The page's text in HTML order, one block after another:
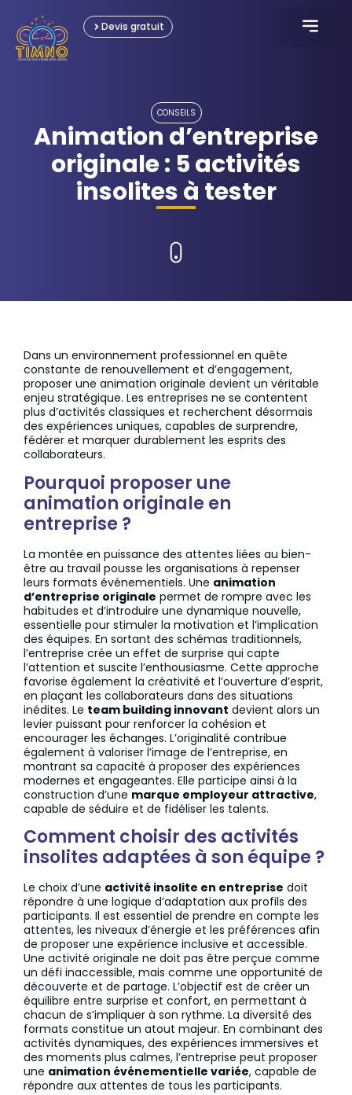
Devis gratuit
CONSEILS
Animation d’entreprise
originale : 5 activités
insolites à tester
Dans un environnement professionnel en quête
constante de renouvellement et d’engagement,
proposer une animation originale devient un véritable
enjeu stratégique. Les entreprises ne se contentent
plus d’activités classiques et recherchent désormais
des expériences uniques, capables de surprendre,
fédérer et marquer durablement les esprits des
collaborateurs.
Pourquoi proposer une
animation originale en
entreprise ?
La montée en puissance des attentes liées au bien-
être au travail pousse les organisations à repenser
leurs formats événementiels. Une animation
d’entreprise originale permet de rompre avec les
habitudes et d’introduire une dynamique nouvelle,
essentielle pour stimuler la motivation et l’implication
des équipes. En sortant des schémas traditionnels,
l’entreprise crée un effet de surprise qui capte
l’attention et suscite l’enthousiasme. Cette approche
favorise également la créativité et l’ouverture d’esprit,
en plaçant les collaborateurs dans des situations
inédites. Le team building innovant devient alors un
levier puissant pour renforcer la cohésion et
encourager les échanges. L’originalité contribue
également à valoriser l’image de l’entreprise, en
montrant sa capacité à proposer des expériences
modernes et engageantes. Elle participe ainsi à la
construction d’une marque employeur attractive,
capable de séduire et de fidéliser les talents.
Comment choisir des activités
insolites adaptées à son équipe ?
Le choix d’une activité insolite en entreprise doit
répondre à une logique d’adaptation aux profils des
participants. Il est essentiel de prendre en compte les
attentes, les niveaux d’énergie et les préférences afin
de proposer une expérience inclusive et accessible.
Une activité originale ne doit pas être perçue comme
un défi inaccessible, mais comme une opportunité de
découverte et de partage. L’objectif est de créer un
équilibre entre surprise et confort, en permettant à
chacun de s’impliquer à son rythme. La diversité des
formats constitue un atout majeur. En combinant des
activités dynamiques, des expériences immersives et
des moments plus calmes, l’entreprise peut proposer
une animation événementielle variée, capable de
répondre aux attentes de tous les participants.